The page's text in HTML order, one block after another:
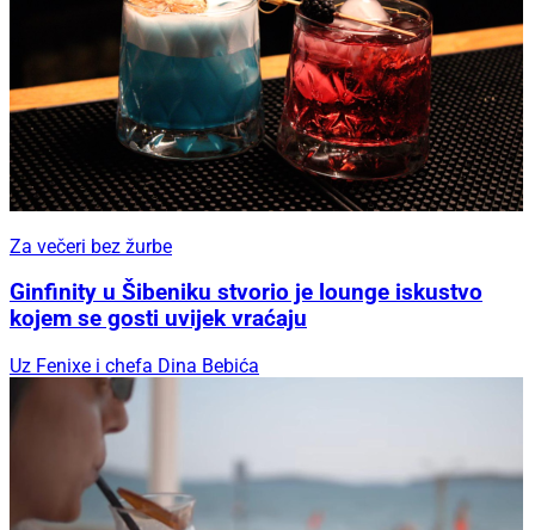
Za večeri bez žurbe
Ginfinity u Šibeniku stvorio je lounge iskustvo
kojem se gosti uvijek vraćaju
Uz Fenixe i chefa Dina Bebića